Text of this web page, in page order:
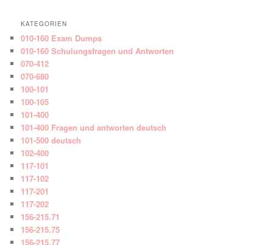
KATEGORIEN
010-160 Exam Dumps
010-160 Schulungsfragen und Antworten
070-412
070-680
100-101
100-105
101-400
101-400 Fragen und antworten deutsch
101-500 deutsch
102-400
117-101
117-102
117-201
117-202
156-215.71
156-215.75
156-215.77